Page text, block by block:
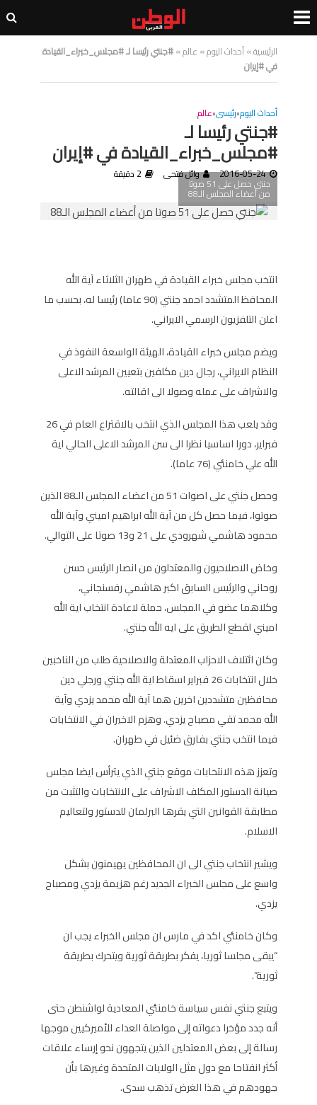
الرئيسية»أحداث اليوم» عالم»#جنتي رئيسا لـ #مجلس_خبراء_القيادة
في #إيران
أحداث اليوم•رئيسى•عالم
#جنتي رئيسا لـ
#مجلس_خبراء_القيادة في #إيران
2016-05-24 وائل فتحى 2 دقيقة
جنتي حصل على 51 صوتا
من أعضاء المجلس الـ88
انتخب مجلس خبراء القيادة في طهران الثلاثاء آية الله
المحافظ المتشدد احمد جنتي (90 عاما) رئيسا له، بحسب ما
اعلن التلفزيون الرسمي الايراني.
ويضم مجلس خبراء القيادة، الهيئة الواسعة النفوذ في
النظام الايراني، رجال دين مكلفين بتعيين المرشد الاعلى
والاشراف على عمله وصولا الى اقالته.
وقد يلعب هذا المجلس الذي انتخب بالاقتراع العام في 26
فبراير، دورا اساسيا نظرا الى سن المرشد الاعلى الحالي اية
الله علي خامنئي (76 عاما).
وحصل جنتي على اصوات 51 من اعضاء المجلس الـ88 الذين
صوتوا، فيما حصل كل من آية الله ابراهيم اميني وآية الله
محمود هاشمي شهرودي على 21 و13 صوتا على التوالي.
وخاض الاصلاحيون والمعتدلون من انصار الرئيس حسن
روحاني والرئيس السابق اكبر هاشمي رفسنجاني،
وكلاهما عضو في المجلس، حملة لاعادة انتخاب اية الله
اميني لقطع الطريق على ايه الله جنتي.
وكان ائتلاف الاحزاب المعتدلة والاصلاحية طلب من الناخبين
خلال انتخابات 26 فبراير اسقاط اية الله جنتي ورجلي دين
محافظين متشددين اخرين هما آية الله محمد يزدي وآية
الله محمد تقي مصباح يزدي. وهزم الاخيران في الانتخابات
فيما انتخب جنتي بفارق ضئيل في طهران.
وتعزز هذه الانتخابات موقع جنتي الذي يترأس ايضا مجلس
صيانة الدستور المكلف الاشراف على الانتخابات والتثبت من
مطابقة القوانين التي يقرها البرلمان للدستور ولتعاليم
الاسلام.
ويشير انتخاب جنتي الى ان المحافظين يهيمنون بشكل
واسع على مجلس الخبراء الجديد رغم هزيمة يزدي ومصباح
يزدي.
وكان خامنئي اكد في مارس ان مجلس الخبراء يجب ان
“يبقى مجلسا ثوريا، يفكر بطريقة ثورية ويتحرك بطريقة
ثورية”.
ويتبع جنتي نفس سياسة خامنئي المعادية لواشنطن حتى
أنه جدد مؤخرا دعواته إلى مواصلة العداء للأميركيين موجها
رسالة إلى بعض المعتدلين الذين يتجهون نحو إرساء علاقات
أكثر انفتاحا مع دول مثل الولايات المتحدة وغيرها بأن
جهودهم في هذا الغرض تذهب سدى.